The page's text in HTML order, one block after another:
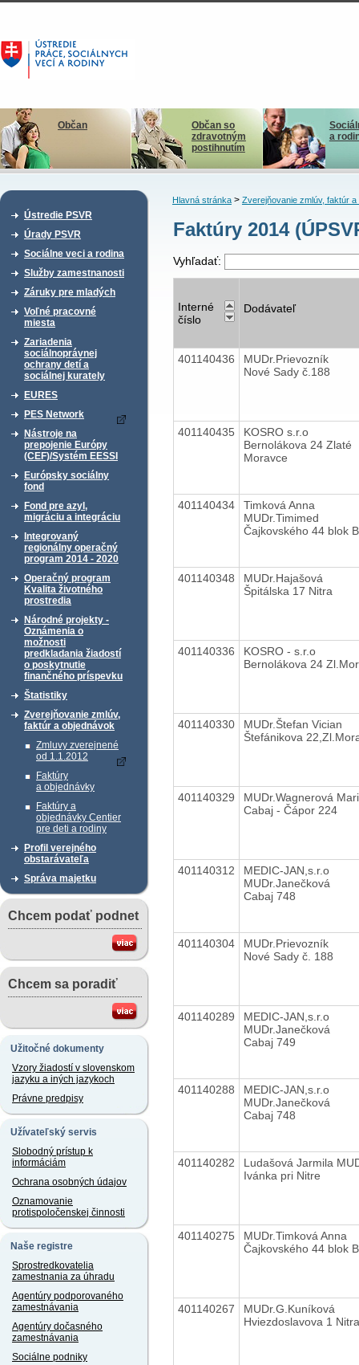
Občan
Občan so
zdravotným
postihnutím
a
Ústredie PSVR
Úrady PSVR
Sociálne veci a rodina
Služby zamestnanosti
Záruky pre mladých
Voľné pracovné
miesta
Zariadenia
sociálnoprávnej
ochrany detí a
sociálnej kurately
EURES
PES Network
Nástroje na
prepojenie Európy
(CEF)/Systém EESSI
Európsky sociálny
fond
Fond pre azyl,
migráciu a integráciu
Integrovaný
regionálny operačný
program 2014 - 2020
Operačný program
Kvalita životného
prostredia
Národné projekty -
Oznámenia o
možnosti
predkladania žiadostí
o poskytnutie
finančného príspevku
Štatistiky
Zverejňovanie zmlúv,
faktúr a objednávok
Zmluvy zverejnené
od 1.1.2012
Faktúry
a objednávky
Faktúry a
objednávky Centier
pre deti a rodiny
Profil verejného
obstarávateľa
Správa majetku
Chcem podať podnet
Chcem sa poradiť
Užitočné dokumenty
Vzory žiadostí v slovenskom
jazyku a iných jazykoch
Právne predpisy
Užívateľský servis
Slobodný prístup k
informáciám
Ochrana osobných údajov
Oznamovanie
protispoločenskej činnosti
Naše registre
Sprostredkovatelia
zamestnania za úhradu
Agentúry podporovaného
zamestnávania
Agentúry dočasného
zamestnávania
Sociálne podniky
Hlavná stránka> Zverejňovanie zmlúv, faktúr a
Faktúry 2014
Vyhľadať:
Interné
číslo
Dodávateľ
401140436
MUDr.Prievozník
Nové Sady č.188
401140435
KOSRO s.r.o
Bernolákova 24 Zlaté
Moravce
401140434
Timková Anna
MUDr.Timimed
Čajkovského 44 blok B
401140348
MUDr.Hajašová
Špitálska 17 Nitra
401140336
KOSRO - s.r.o
Bernolákova 24
401140330
MUDr.Štefan Vician
Štefánikova
401140329
MUDr.Wagnerová
Cabaj - Čápor 224
401140312
MEDIC-JAN,s.r.o
MUDr.Janečková
Cabaj 748
401140304
MUDr.Prievozník
Nové Sady č. 188
401140289
MEDIC-JAN,s.r.o
MUDr.Janečková
Cabaj 749
401140288
MEDIC-JAN,s.r.o
MUDr.Janečková
Cabaj 748
401140282
Ludašová Jarmila
Ivánka pri Nitre
401140275
MUDr.Timková Anna
Čajkovského 44 blok B
401140267
MUDr.G.Kuníková
Hviezdoslavova 1 Nitra